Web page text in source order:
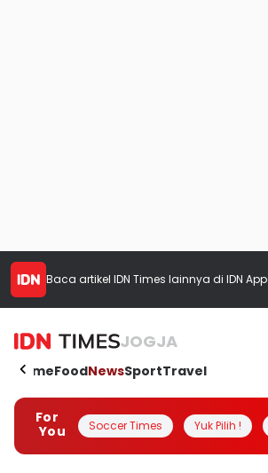
Baca artikel IDN Times lainnya di IDN App
JOGJA
HomeFoodNewsSportTravel
For
You
Soccer Times Yuk Pilih !